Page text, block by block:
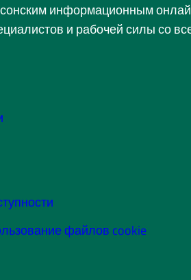
информационным
и рабочей силы со
файлов cookie